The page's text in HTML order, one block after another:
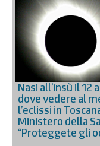
Nasi all’insù il 12
dove vedere al
l’eclissi in
Ministero della
“Proteggete gli